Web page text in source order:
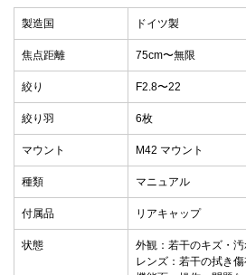
製造国 ドイツ製
焦点距離 75cm〜無限
絞り F2.8〜22
絞り羽 6枚
マウント M42 マウント
種類 マニュアル
付属品 リアキャップ
状態
外観：若干のキズ・汚
レンズ：若干の拭き